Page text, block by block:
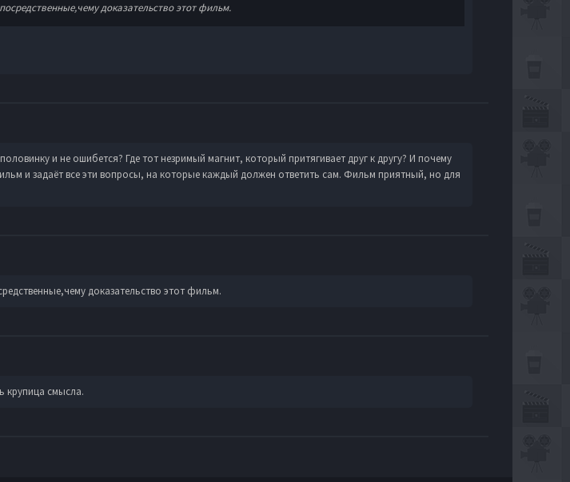
доказательство этот фильм.
и не ошибется? Где тот незримый магнит, который притягивает друг к другу? И почему
и задаёт все эти вопросы, на которые каждый должен ответить сам. Фильм приятный, но для
доказательство этот фильм.
крупица смысла.